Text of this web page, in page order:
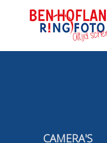
CAMERA'S